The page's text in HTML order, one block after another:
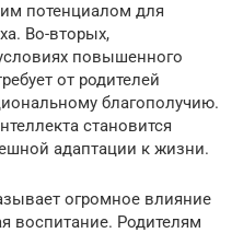
потенциалом для
Во-вторых,
повышенного
от родителей
благополучию.
становится
адаптации к жизни.
огромное влияние
воспитание. Родителям